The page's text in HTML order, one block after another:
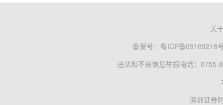
关
备案号： 粤ICP备09109218
违法和不良信息举报电话：0755-
深圳证券